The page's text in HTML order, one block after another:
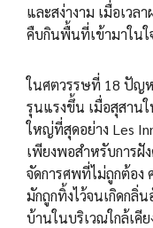
และสง่างาม เมื่อเว
คืบกินพื้นที่เข้ามาในใ
ในศตวรรษที่ 18 ปัญห
รุนแรงขึ้น เมื่อสุสาน
ใหญ่ที่สุดอย่าง Les
เพียงพอสำหรับการฝั
จัดการศพที่ไม่ถูกต้อง
มักถูกทิ้งไว้จนเกิดกลิ่
บ้านในบริเวณใกล้เคีย